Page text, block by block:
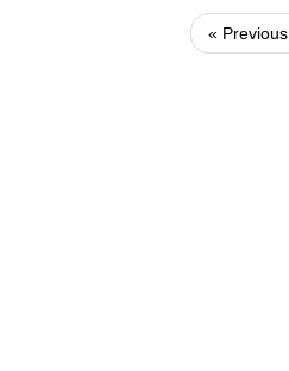
« Previous